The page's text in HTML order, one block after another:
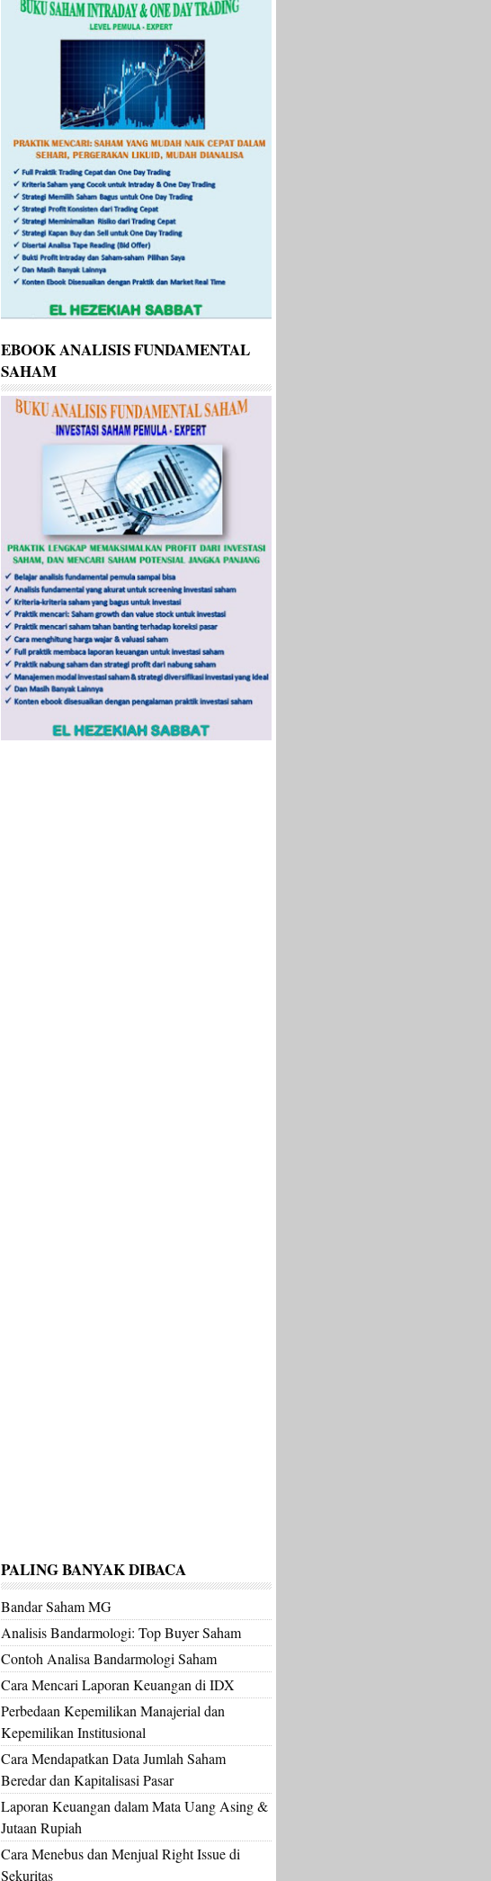
EBOOK ANALISIS FUNDAMENTAL
SAHAM
PALING BANYAK DIBACA
Bandar Saham MG
Analisis Bandarmologi: Top Buyer Saham
Contoh Analisa Bandarmologi Saham
Cara Mencari Laporan Keuangan di IDX
Perbedaan Kepemilikan Manajerial dan
Kepemilikan Institusional
Cara Mendapatkan Data Jumlah Saham
Beredar dan Kapitalisasi Pasar
Laporan Keuangan dalam Mata Uang Asing &
Jutaan Rupiah
Cara Menebus dan Menjual Right Issue di
Sekuritas